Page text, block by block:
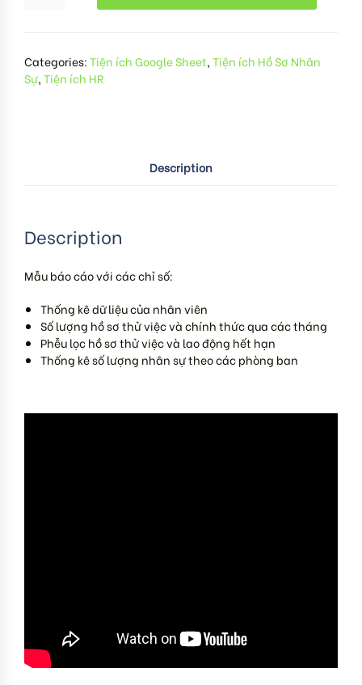
Categories:Tiện ích Google Sheet,Tiện ích Hồ Sơ Nhân
Sự,Tiện ích HR
Description
Description
Mẫu báo cáo với các chỉ số:
Thống kê dữ liệu của nhân viên
Số lượng hồ sơ thử việc và chính thức qua các tháng
Phễu lọc hồ sơ thử việc và lao động hết hạn
Thống kê số lượng nhân sự theo các phòng ban